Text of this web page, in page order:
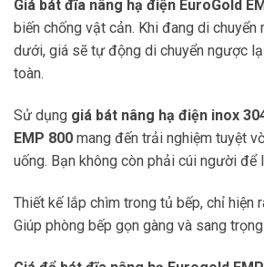
Giá bát đĩa nâng hạ điện EuroGold
biến chống vật cản. Khi đang di
dưới, giá sẽ tự động di chuyển ngược
toàn.
Sử dụng giá bát nâng hạ điện inox
EMP 800 mang đến trải nghiệm tuyệt
uống. Bạn không còn phải cúi người để
Thiết kế lắp chìm trong tủ bếp, chỉ hiện
Giúp phòng bếp gọn gàng và sang